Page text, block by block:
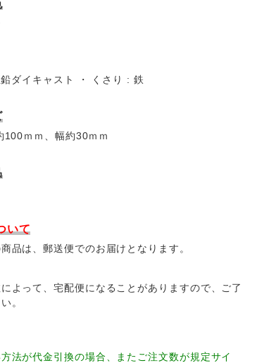
ダイキャスト ・ くさり : 鉄
100ｍｍ、幅約30ｍｍ
いて
品は、郵送便でのお届けとなります。
よって、宅配便になることがありますので、ご了
。
法が代金引換の場合、またご注文数が規定サイ